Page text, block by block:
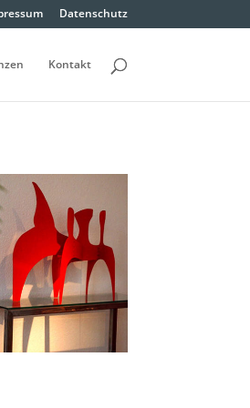
Datenschutz
Kontakt